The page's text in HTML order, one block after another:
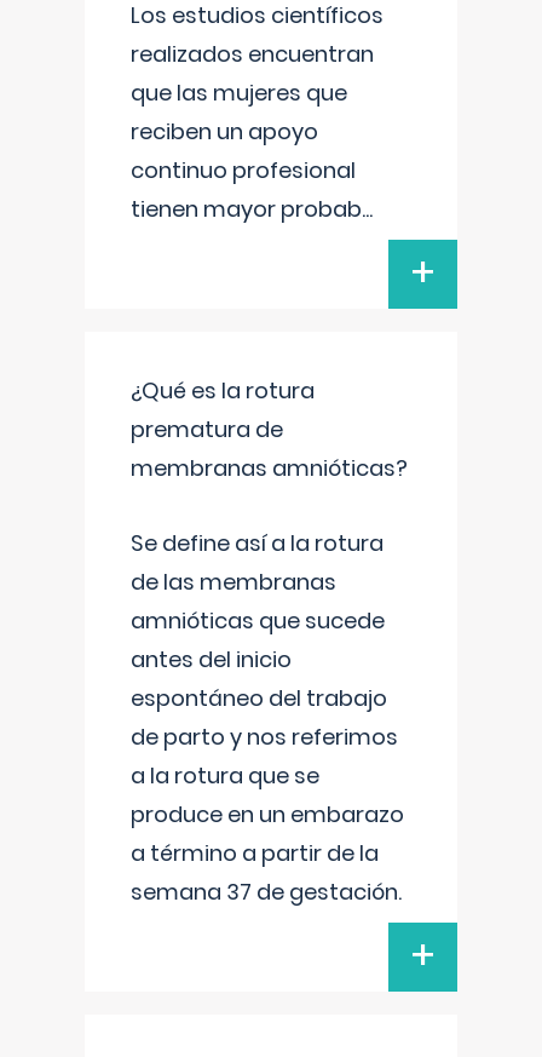
Los estudios científicos
realizados encuentran
que las mujeres que
reciben un apoyo
continuo profesional
tienen mayor probab...
+
¿Qué es la rotura
prematura de
membranas amnióticas?
Se define así a la rotura
de las membranas
amnióticas que sucede
antes del inicio
espontáneo del trabajo
de parto y nos referimos
a la rotura que se
produce en un embarazo
a término a partir de la
semana 37 de gestación.
+